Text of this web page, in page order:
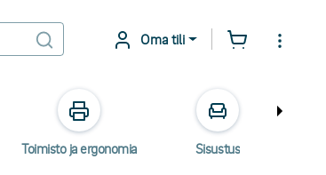
Oma tili
Toimisto ja ergonomia Sisustus